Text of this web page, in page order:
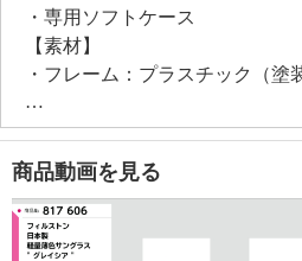
・専用ソフトケース
【素材】
・フレーム：プラスチック（塗
・ツル：チタン（めっき）
・レンズ：プラスチック（コー
【サイズ】
・フレーム約縦４．６ｃｍ×横１
・ツル約１５ｃｍ
【重さ】
商品動画を見る